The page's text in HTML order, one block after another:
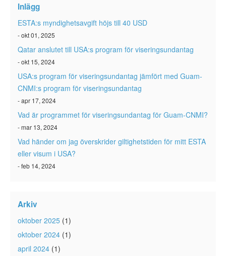
ESTA Artiklar
Kontakta
Inlägg
ESTA:s myndighetsavgift höjs till 40 USD
- okt 01, 2025
Qatar anslutet till USA:s program för viseringsundantag
- okt 15, 2024
USA:s program för viseringsundantag jämfört med Guam-
CNMI:s program för viseringsundantag
- apr 17, 2024
Vad är programmet för viseringsundantag för Guam-CNMI?
- mar 13, 2024
Vad händer om jag överskrider giltighetstiden för mitt ESTA
eller visum i USA?
- feb 14, 2024
Arkiv
oktober 2025 (1)
oktober 2024 (1)
april 2024 (1)